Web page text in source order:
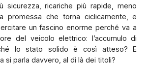
sicurezza, ricariche più rapide, meno
promessa che torna ciclicamente, e
un fascino enorme perché va a
del veicolo elettrico: l’accumulo di
lo stato solido è così atteso? E
si parla davvero, al di là dei titoli?